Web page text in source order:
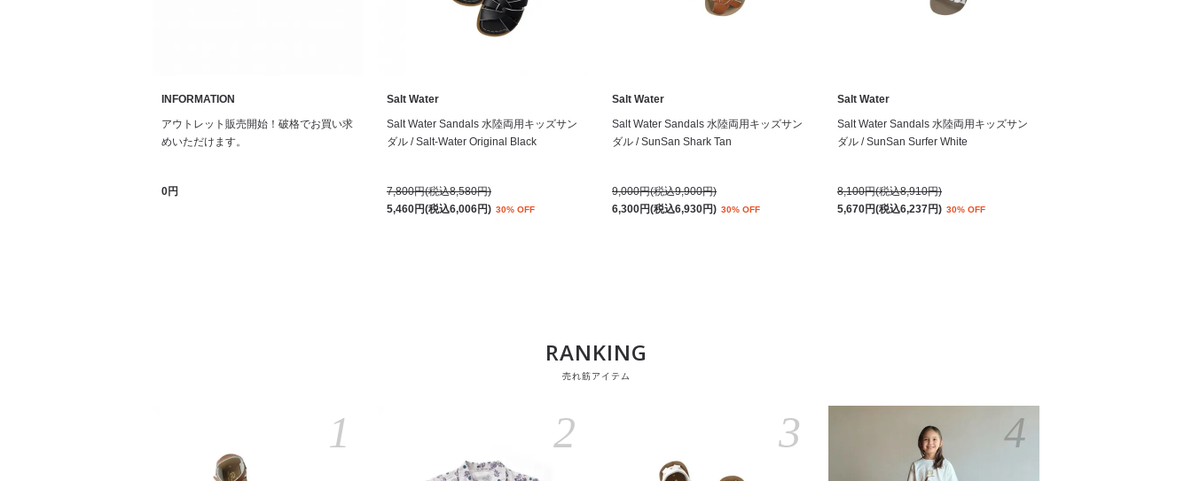
INFORMATION
アウトレット販売開始！破格でお買い求
めいただけます。
0円
Salt Water
Salt Water Sandals 水陸両用キッズサン
ダル / Salt-Water Original Black
7,800円(税込8,580円)
5,460円(税込6,006円) 30% OFF
Salt Water
Salt Water Sandals 水陸両用キッズサン
ダル / SunSan Shark Tan
9,000円(税込9,900円)
6,300円(税込6,930円) 30% OFF
Salt Water
Salt Water Sandals 水陸両用キッズサン
ダル / SunSan Surfer White
8,100円(税込8,910円)
5,670円(税込6,237円) 30% OFF
RANKING
売れ筋アイテム
1 2 3 4